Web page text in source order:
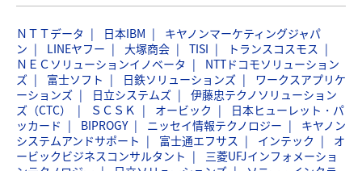
ＮＴＴデータ 日本IBM
キヤノンマーケティングジャパ
ン
LINEヤフー 大塚商会 TISI
トランスコスモス
ＮＥＣソリューションイノベータ
NTTドコモソリューション
ズ
富士ソフト 日鉄ソリューションズ
ワークスアプリケ
ーションズ
日立システムズ
伊藤忠テクノソリューション
ズ（CTC）
ＳＣＳＫ オービック
日本ヒューレット・パ
ッカード
BIPROGY ニッセイ情報テクノロジー
キヤノン
システムアンドサポート
富士通エフサス インテック
オ
ービックビジネスコンサルタント
三菱UFJインフォメーショ